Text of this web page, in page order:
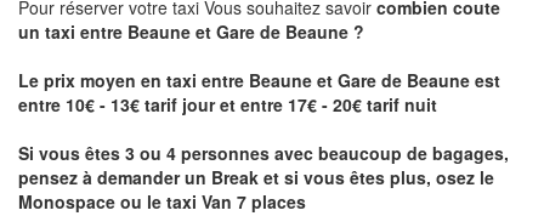
Pour réserver votre taxi Vous souhaitez savoir combien coute
un taxi entre Beaune et Gare de Beaune ?
Le prix moyen en taxi entre Beaune et Gare de Beaune est
entre 10€ - 13€ tarif jour et entre 17€ - 20€ tarif nuit
Si vous êtes 3 ou 4 personnes avec beaucoup de bagages,
pensez à demander un Break et si vous êtes plus, osez le
Monospace ou le taxi Van 7 places